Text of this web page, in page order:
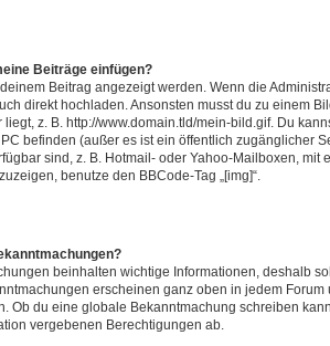
Beiträge einfügen?
Beitrag angezeigt werden. Wenn die
direkt hochladen. Ansonsten musst du zu einem
z. B. http://www.domain.tld/mein-bild.gif. Du
befinden (außer es ist ein öffentlich zugänglicher
sind, z. B. Hotmail- oder Yahoo-Mailboxen, mit
benutze den BBCode-Tag „[img]“.
beinhalten wichtige Informationen, deshalb
erscheinen ganz oben in jedem
Ob du eine globale Bekanntmachung schreiben
vergebenen Berechtigungen ab.